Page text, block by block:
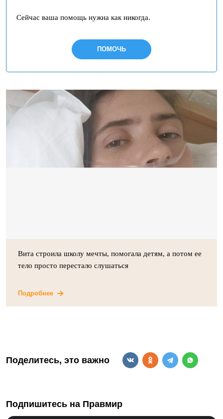
Сейчас ваша помощь нужна как никогда.
ПОМОЧЬ
Вита строила школу мечты, помогала детям, а потом ее
тело просто перестало слушаться
Подробнее
Поделитесь, это важно
Подпишитесь на Правмир